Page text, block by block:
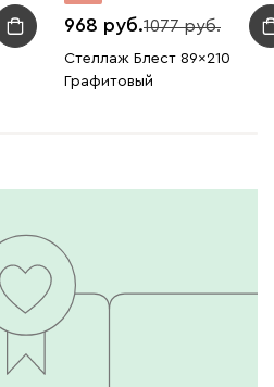
968 1077
Стеллаж Блест 89x210
Графитовый